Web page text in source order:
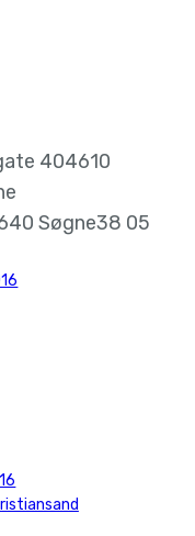
404610
Søgne38 05